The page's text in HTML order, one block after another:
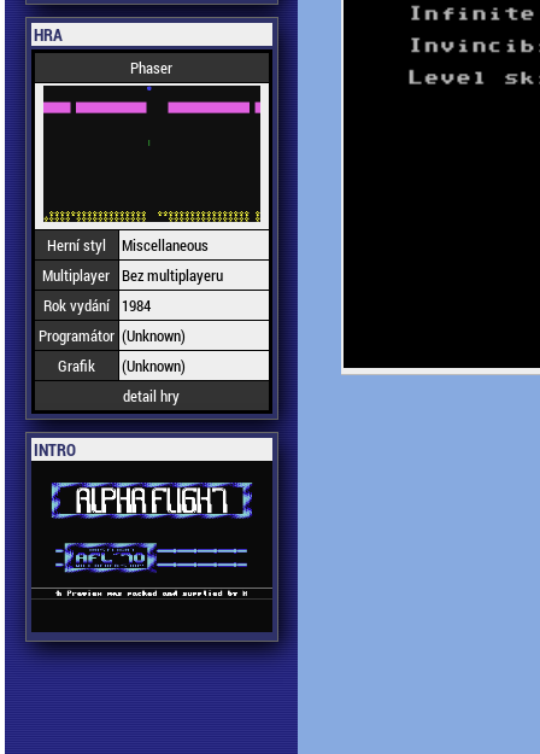
HRA
Phaser
Herní styl
Miscellaneous
Multiplayer Bez multiplayeru
Rok vydání
1984
Programátor (Unknown)
Grafik
(Unknown)
detail hry
INTRO